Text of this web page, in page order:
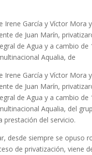
Irene García y Víctor Mora
de Juan Marín,
de Agua y a cambio de
Aqualia, de
Irene García y Víctor Mora
de Juan Marín,
de Agua y a cambio de
Aqualia, del
prestación del servicio.
desde siempre se opuso
de privatización, viene